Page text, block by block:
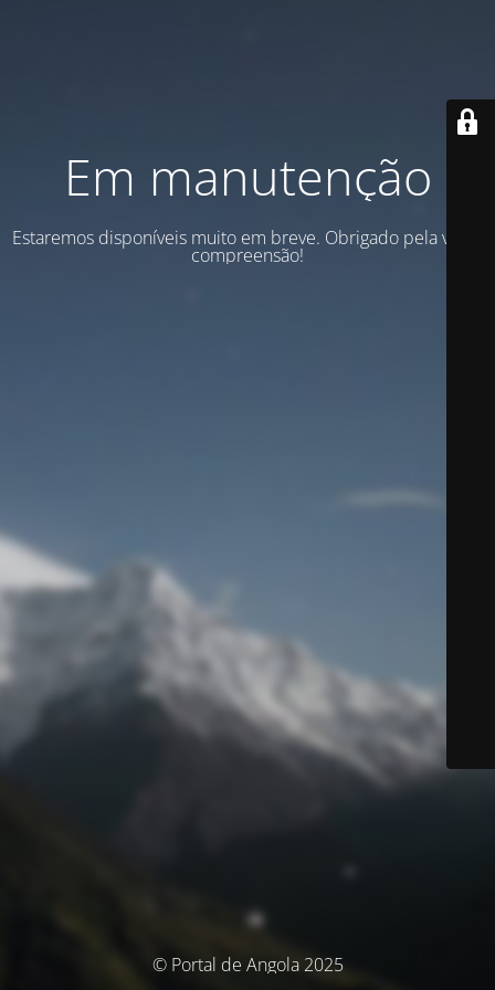
Em manutenção
Estaremos disponíveis muito em breve. Obrigado pela vossa
compreensão!
© Portal de Angola 2025